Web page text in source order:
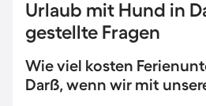
Urlaub mit Hund in
gestellte Fragen
Wie viel kosten
Darß, wenn wir mit